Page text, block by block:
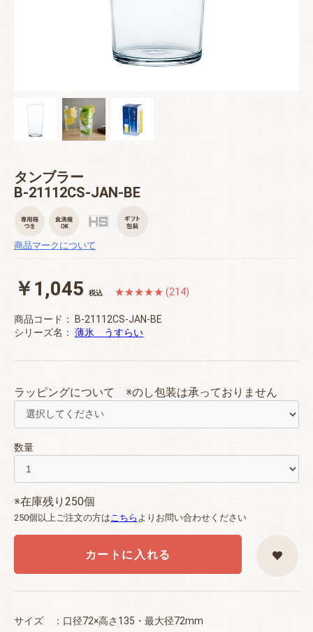
タンブラー
B-21112CS-JAN-BE
商品マークについて
￥1,045 税込 ★★★★★ (214)
商品コード：
B-21112CS-JAN-BE
シリーズ名： 薄氷 うすらい
ラッピングについて ※のし包装は承っておりません
数量
※在庫残り250個
250個以上ご注文の方はこちら よりお問い合わせください
カートに入れる
サイズ ：口径72×高さ135・最大径72mm